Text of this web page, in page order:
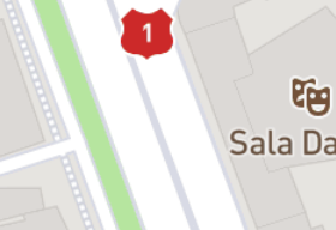
Din cauza efectelor stroboscopice și de
și intensitate, spectacolul nu este
fotosensibilitate și celor care suferă de
Spectacolul lui Radu Afrim după Pădurea
Rebreanu descoperă uriașa poezie a unui
își propune să se adreseze în primul rând
Reinterpretând în stil propriu o operă
regizorul o transpune în universul său